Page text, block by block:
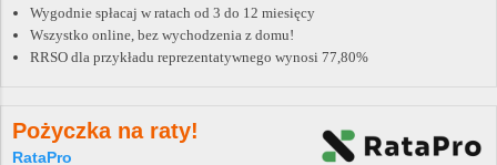
Wygodnie spłacaj w ratach od 3 do 12 miesięcy
Wszystko online, bez wychodzenia z domu!
RRSO dla przykładu reprezentatywnego wynosi 77,80%
Pożyczka na raty!
RataPro